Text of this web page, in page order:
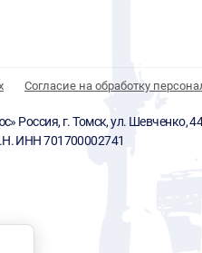
Согласие на обработку
Россия, г. Томск, ул. Шевченко,
ИНН 701700002741